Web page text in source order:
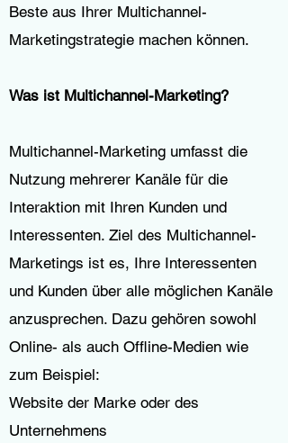
Beste aus Ihrer Multichannel-
Marketingstrategie machen können.
Was ist Multichannel-Marketing?
Multichannel-Marketing umfasst die
Nutzung mehrerer Kanäle für die
Interaktion mit Ihren Kunden und
Interessenten. Ziel des Multichannel-
Marketings ist es, Ihre Interessenten
und Kunden über alle möglichen Kanäle
anzusprechen. Dazu gehören sowohl
Online- als auch Offline-Medien wie
zum Beispiel:
Website der Marke oder des
Unternehmens